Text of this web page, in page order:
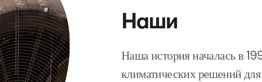
Наши
Наша история началась в
климатических решений для